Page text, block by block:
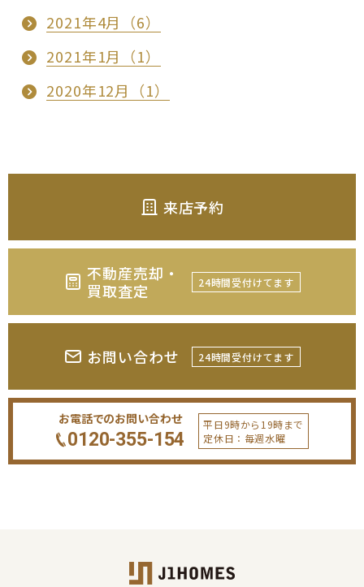
2021年4月（6）
2021年1月（1）
2020年12月（1）
来店予約
不動産売却・
買取査定
24時間受付けてます
お問い合わせ 24時間受付けてます
お電話でのお問い合わせ
0120-355-154
平日9時から19時まで
定休日：毎週水曜